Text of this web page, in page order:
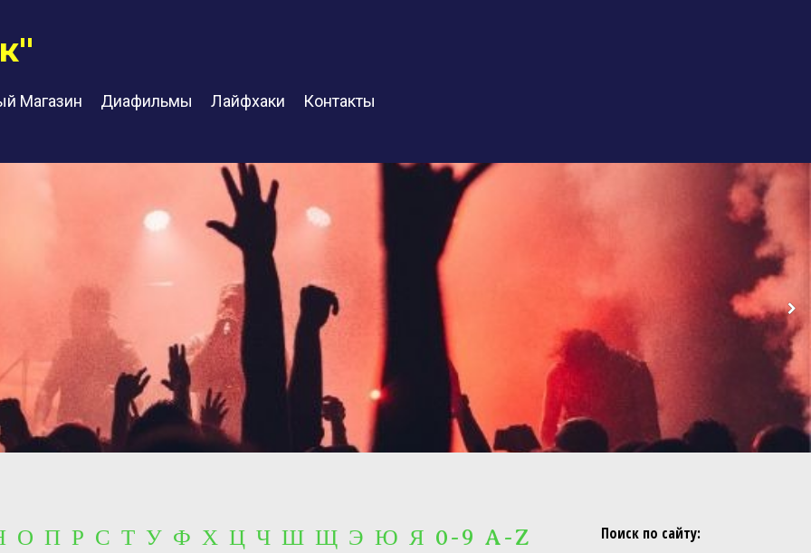
Магазин Диафильмы Лайфхаки Контакты
Поиск по сайту:
О П Р С Т У Ф Х Ц Ч Ш Щ Э Ю Я 0-9 A-Z